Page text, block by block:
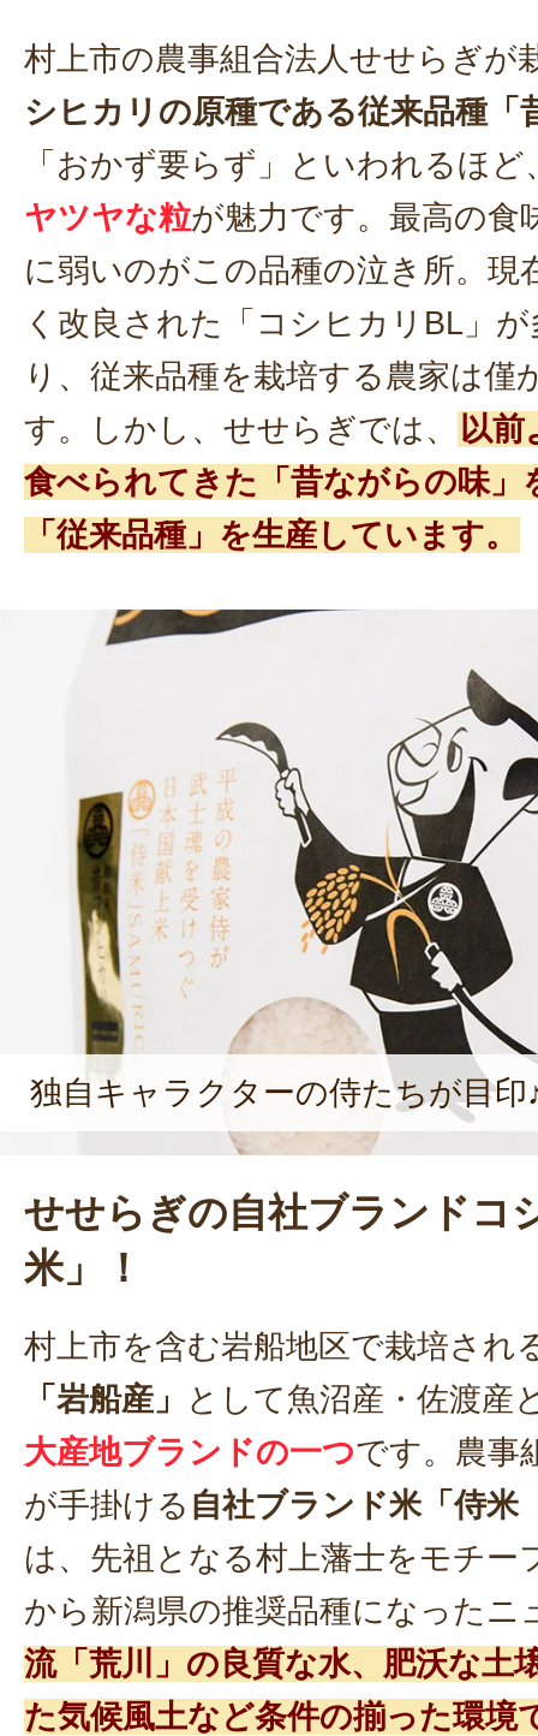
村上市の農事組合法人せせらぎが
シヒカリの原種である従来品種「
「おかず要らず」といわれるほど
ヤツヤな粒が魅力です。最高の食
に弱いのがこの品種の泣き所。現
く改良された「コシヒカリBL」
り、従来品種を栽培する農家は僅
す。しかし、せせらぎでは、
以前
食べられてきた「昔ながらの味」
「従来品種」を生産しています。
独自キャラクターの侍たちが目印
せせらぎの自社ブランドコ
米」！
村上市を含む岩船地区で栽培され
「岩船産」
として魚沼産・佐渡産
大産地ブランドの一つです。農事
が手掛ける 自社ブランド米「侍米
は、先祖となる村上藩士をモチー
から新潟県の推奨品種になったニ
流「荒川」の良質な水、肥沃な土
た気候風土など条件の揃った環境